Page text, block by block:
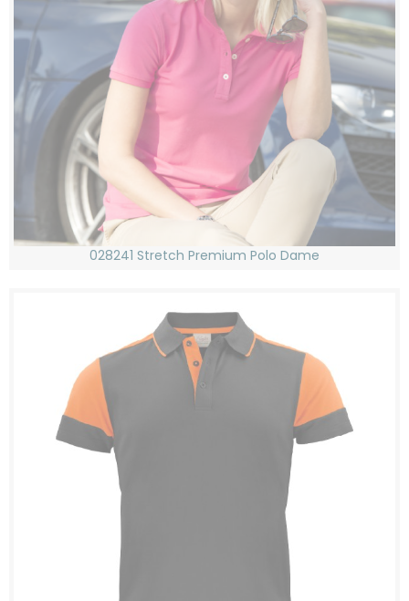
028241 Stretch Premium Polo Dame